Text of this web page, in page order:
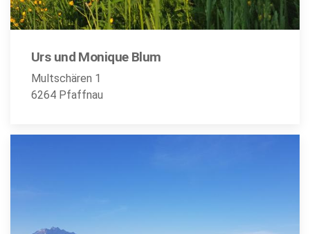
Urs und Monique Blum
Multschären 1
6264 Pfaffnau